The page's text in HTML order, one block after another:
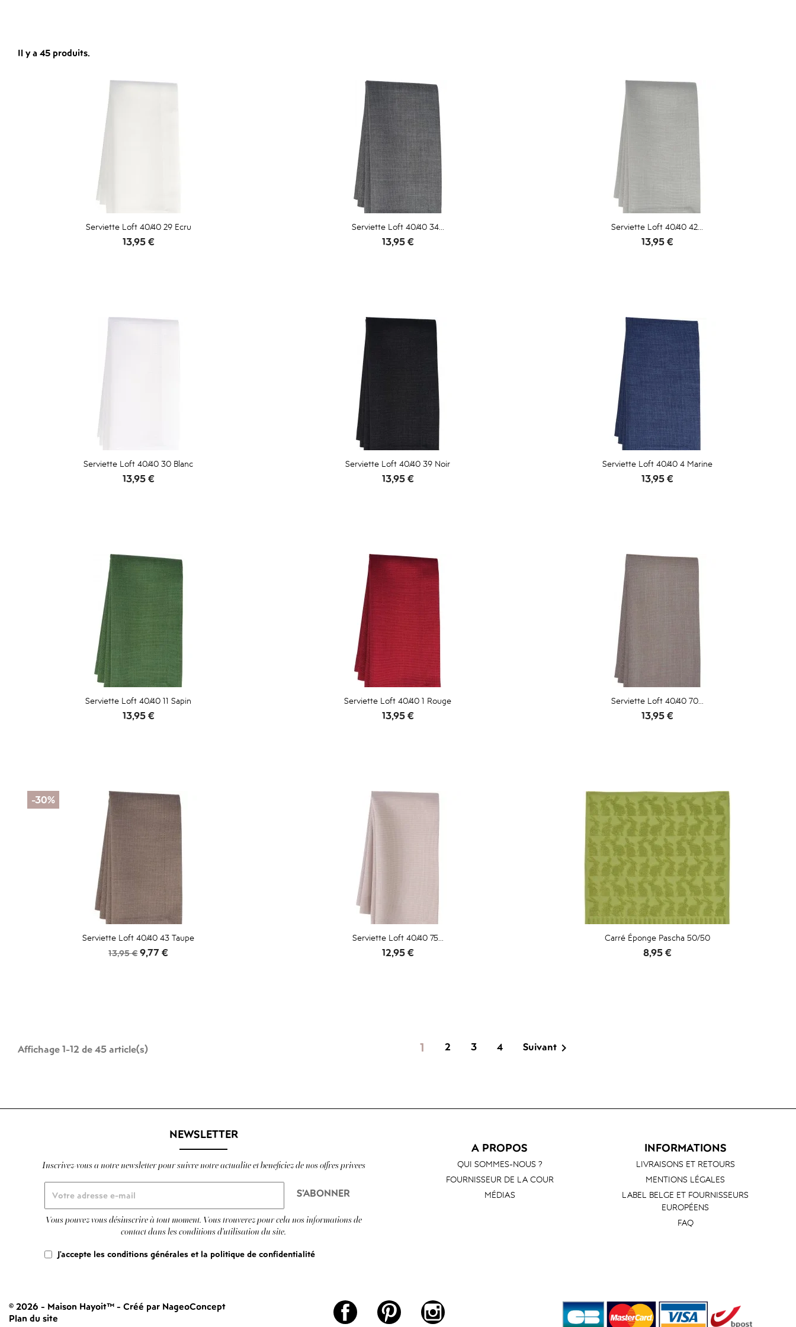
Il y a 45 produits.
Serviette Loft 40/40 29 Ecru
Prix
13,95 €
Serviette Loft 40/40 34...
Prix
13,95 €
Serviette Loft 40/40 42...
Prix
13,95 €
Serviette Loft 40/40 30 Blanc
Prix
13,95 €
Serviette Loft 40/40 39 Noir
Prix
13,95 €
Serviette Loft 40/40 4 Marine
Prix
13,95 €
Serviette Loft 40/40 11 Sapin
Prix
13,95 €
Serviette Loft 40/40 1 Rouge
Prix
13,95 €
Serviette Loft 40/40 70...
Prix
13,95 €
Serviette Loft 40/40 43 Taupe
Prix
13,95 €Prix
9,77 €
-30%
Serviette Loft 40/40 75...
Prix
12,95 €
Carré Éponge Pascha 50/50
Prix
8,95 €
Affichage 1-12 de 45 article(s) 1 2 3 4 Suivant
NEWSLETTER
Inscrivez-vous a notre newsletter pour suivre notre actualite et beneficiez de nos offres privees
Vous pouvez vous désinscrire à tout moment. Vous trouverez pour cela nos informations de
contact dans les conditions d'utilisation du site.
J'accepte les conditions générales et la politique de confidentialité
A PROPOS
QUI SOMMES-NOUS ?
FOURNISSEUR DE LA COUR
MÉDIAS
INFORMATIONS
LIVRAISONS ET RETOURS
MENTIONS LÉGALES
LABEL BELGE ET FOURNISSEURS
EUROPÉENS
FAQ
© 2026 - Maison Hayoit™-Créé par NageoConcept
Plan du site
Facebook Pinterest Instagram